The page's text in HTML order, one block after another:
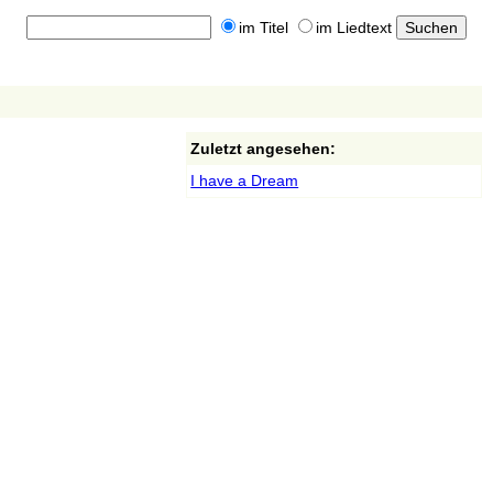
im Titel im Liedtext
Zuletzt angesehen:
I have a Dream